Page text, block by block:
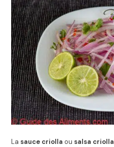
La sauce criolla ou salsa criolla